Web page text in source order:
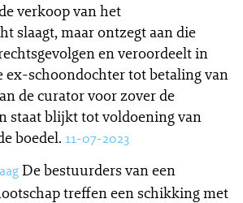
verkoop van het
slaagt, maar ontzegt aan die
en veroordeelt in
ex-schoondochter tot betaling van
de curator voor zover de
staat blijkt tot voldoening van
boedel. 11-07-2023
De bestuurders van een
treffen een schikking met